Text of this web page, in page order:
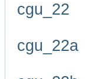
cgu_22
cgu_22a